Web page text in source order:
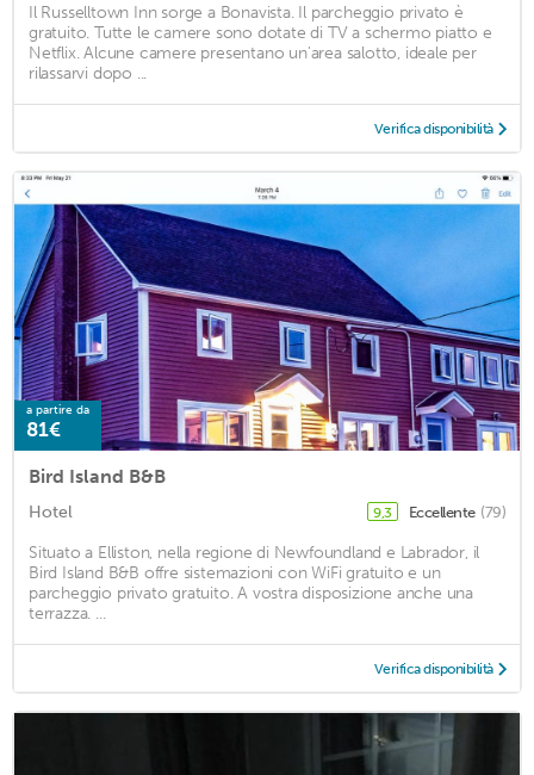
Il Russelltown Inn sorge a Bonavista. Il parcheggio privato è
gratuito. Tutte le camere sono dotate di TV a schermo piatto e
Netflix. Alcune camere presentano un'area salotto, ideale per
rilassarvi dopo ...
Verifica disponibilità
a partire da
81€
Bird Island B&B
Hotel 9,3 Eccellente (79)
Situato a Elliston, nella regione di Newfoundland e Labrador, il
Bird Island B&B offre sistemazioni con WiFi gratuito e un
parcheggio privato gratuito. A vostra disposizione anche una
terrazza. ...
Verifica disponibilità